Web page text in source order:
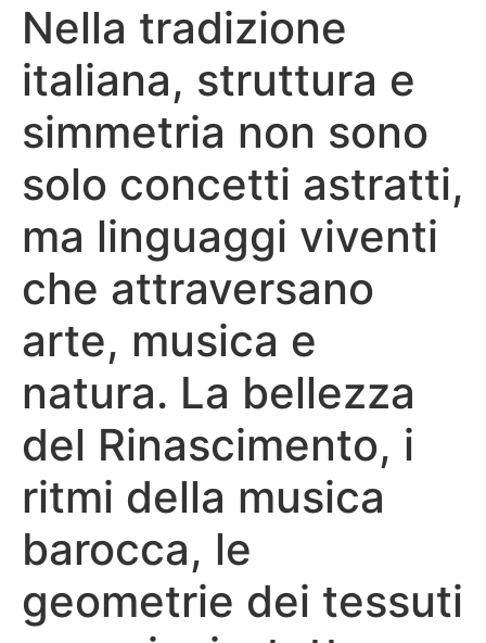
Nella tradizione
italiana, struttura e
simmetria non sono
solo concetti astratti,
ma linguaggi viventi
che attraversano
arte, musica e
natura. La bellezza
del Rinascimento, i
ritmi della musica
barocca, le
geometrie dei tessuti